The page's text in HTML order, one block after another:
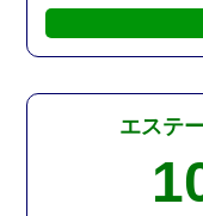
エステ